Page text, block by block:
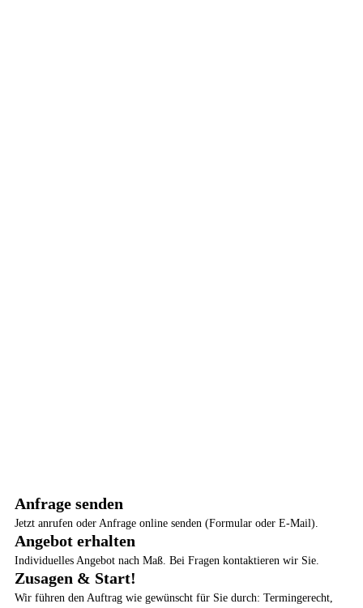
Anfrage senden
Jetzt anrufen oder Anfrage online senden (Formular oder E-Mail).
Angebot erhalten
Individuelles Angebot nach Maß. Bei Fragen kontaktieren wir Sie.
Zusagen & Start!
Wir führen den Auftrag wie gewünscht für Sie durch: Termingerecht,